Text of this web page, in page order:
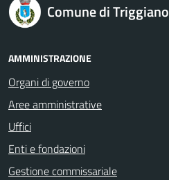
Comune di Triggiano
AMMINISTRAZIONE
Organi di governo
Aree amministrative
Uffici
Enti e fondazioni
Gestione commissariale